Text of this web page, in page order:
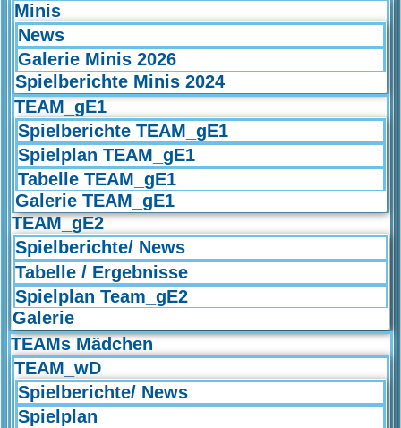
Minis
News
Galerie Minis 2026
Spielberichte Minis 2024
TEAM_gE1
Spielberichte TEAM_gE1
Spielplan TEAM_gE1
Tabelle TEAM_gE1
Galerie TEAM_gE1
TEAM_gE2
Spielberichte/ News
Tabelle / Ergebnisse
Spielplan Team_gE2
Galerie
TEAMs Mädchen
TEAM_wD
Spielberichte/ News
Spielplan